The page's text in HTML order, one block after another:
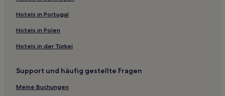
Motels in Moree
Motels in Narrabri
Aparthotels in Horseshoe Beach
Motels in Maitland
Motels in Tenterfield
Hotels in Portugal
Hotels in Polen
Hotels in der Türkei
Support und häufig gestellte Fragen
Meine Buchungen